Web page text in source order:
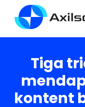
Tiga
kontent